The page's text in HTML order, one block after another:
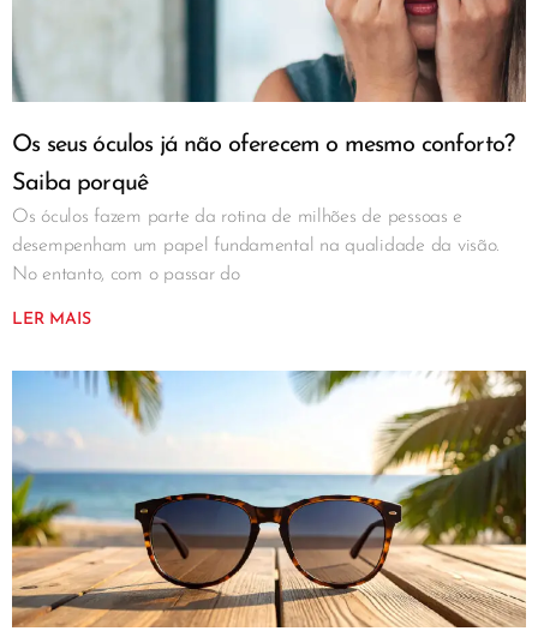
Os seus óculos já não oferecem o mesmo conforto?
Saiba porquê
Os óculos fazem parte da rotina de milhões de pessoas e
desempenham um papel fundamental na qualidade da visão.
No entanto, com o passar do
LER MAIS